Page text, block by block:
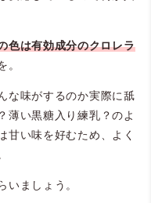
色は有効成分のクロレラ
。
な味がするのか実際に舐
薄い黒糖入り練乳？のよ
甘い味を好むため、よく
いましょう。